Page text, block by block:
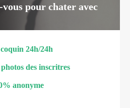
pour chater avec
24h/24h
des inscritres
anonyme